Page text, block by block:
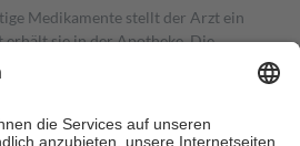
Medikamente stellt der Arzt ein
erhält sie in der Apotheke. Die
übernimmt in der Regel die
trägt einen Teil davon als Zuzahlung
Zuzahlungen in Höhe von zehn